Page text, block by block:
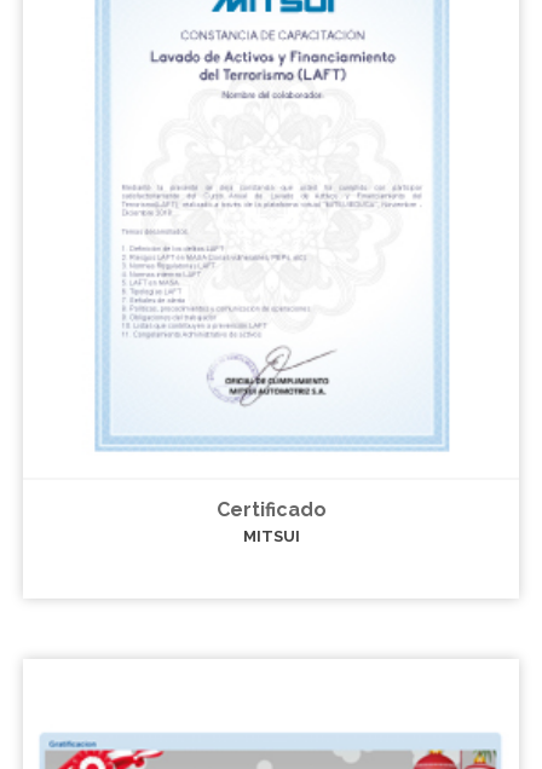
Certificado
MITSUI